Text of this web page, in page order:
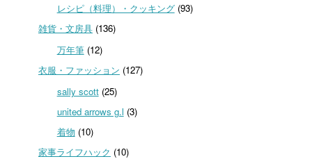
レシピ（料理）・クッキング(93)
雑貨・文房具(136)
万年筆(12)
衣服・ファッション (127)
sally scott(25)
united arrows g.l (3)
着物 (10)
家事ライフハック (10)